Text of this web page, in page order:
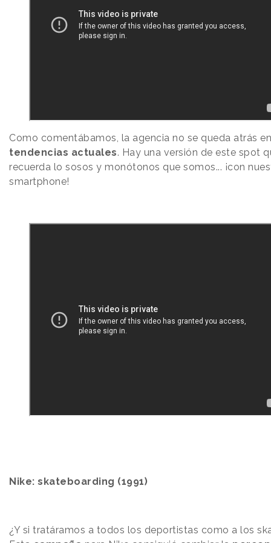
Como comentábamos, la agencia no se queda atrás
tendencias actuales. Hay una versión de este spot
recuerda lo sosos y monótonos que somos... ¡con
smartphone!
Nike: skateboarding (1991)
¿Y si tratáramos a todos los deportistas como a los